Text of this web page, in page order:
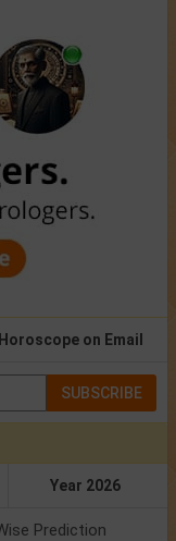
on Email
SUBSCRIBE
Year 2026
Prediction